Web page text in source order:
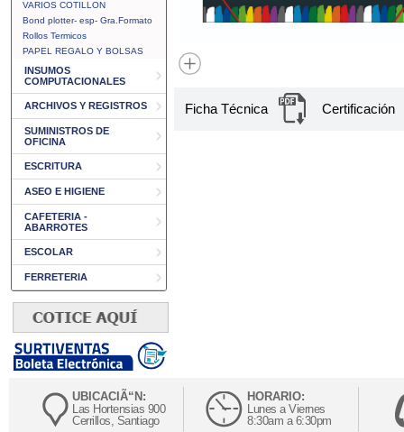
VARIOS COTILLON
Bond plotter- esp- Gra.Formato
Rollos Termicos
PAPEL REGALO Y BOLSAS
INSUMOS
COMPUTACIONALES
ARCHIVOS Y REGISTROS
SUMINISTROS DE
OFICINA
ESCRITURA
ASEO E HIGIENE
CAFETERIA -
ABARROTES
ESCOLAR
FERRETERIA
Ficha Técnica Certificación
UBICACIÃ“N:
Las Hortensias 900
Cerrillos, Santiago
HORARIO:
Lunes a Viernes
8:30am a 6:30pm